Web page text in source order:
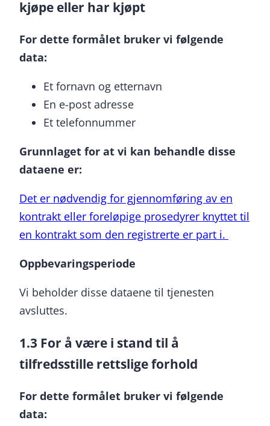
kjøpe eller har kjøpt
For dette formålet bruker vi følgende
data:
Et fornavn og etternavn
En e-post adresse
Et telefonnummer
Grunnlaget for at vi kan behandle disse
dataene er:
Det er nødvendig for gjennomføring av en
kontrakt eller foreløpige prosedyrer knyttet til
en kontrakt som den registrerte er part i.
Oppbevaringsperiode
Vi beholder disse dataene til tjenesten
avsluttes.
1.3 For å være i stand til å
tilfredsstille rettslige forhold
For dette formålet bruker vi følgende
data: